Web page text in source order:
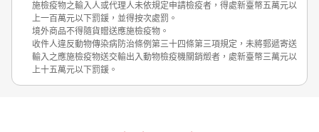
施檢疫物之輸入人或代理人未依規定申請檢疫者，得處新臺幣五萬元以
上一百萬元以下罰鍰，並得按次處罰。
境外商品不得隨貨贈送應施檢疫物。
收件人違反動物傳染病防治條例第三十四條第三項規定，未將郵遞寄送
輸入之應施檢疫物送交輸出入動物檢疫機關銷燬者，處新臺幣三萬元以
上十五萬元以下罰鍰。